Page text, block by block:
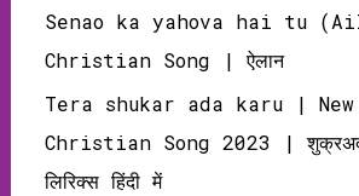
Senao ka yahova hai tu
Christian Song | ऐलान
Tera shukar ada karu |
Christian Song 2023 |
लिरिक्‍स हिंदी में